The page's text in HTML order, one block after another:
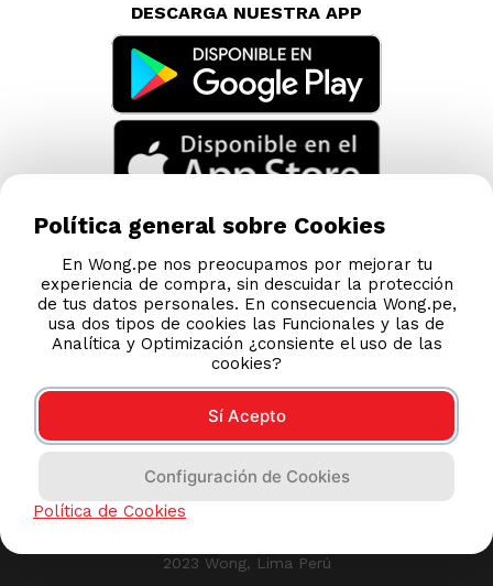
DESCARGA NUESTRA APP
Esta tienda usa Niubiz para realizar transacciones
2023 Wong, Lima Perú
Política general sobre Cookies
En Wong.pe nos preocupamos por mejorar tu
experiencia de compra, sin descuidar la protección
de tus datos personales. En consecuencia Wong.pe,
usa dos tipos de cookies las Funcionales y las de
Analítica y Optimización ¿consiente el uso de las
cookies?
Sí Acepto
Configuración de Cookies
Política de Cookies